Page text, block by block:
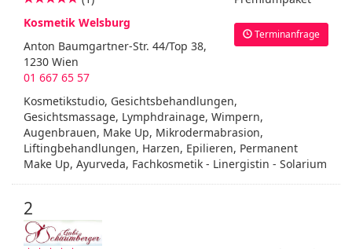
Terminanfrage
Kosmetik Welsburg
Anton Baumgartner-Str. 44/Top 38,
1230 Wien
01 667 65 57
Kosmetikstudio, Gesichtsbehandlungen,
Gesichtsmassage, Lymphdrainage, Wimpern,
Augenbrauen, Make Up, Mikrodermabrasion,
Liftingbehandlungen, Harzen, Epilieren, Permanent
Make Up, Ayurveda, Fachkosmetik - Linergistin - Solarium
2